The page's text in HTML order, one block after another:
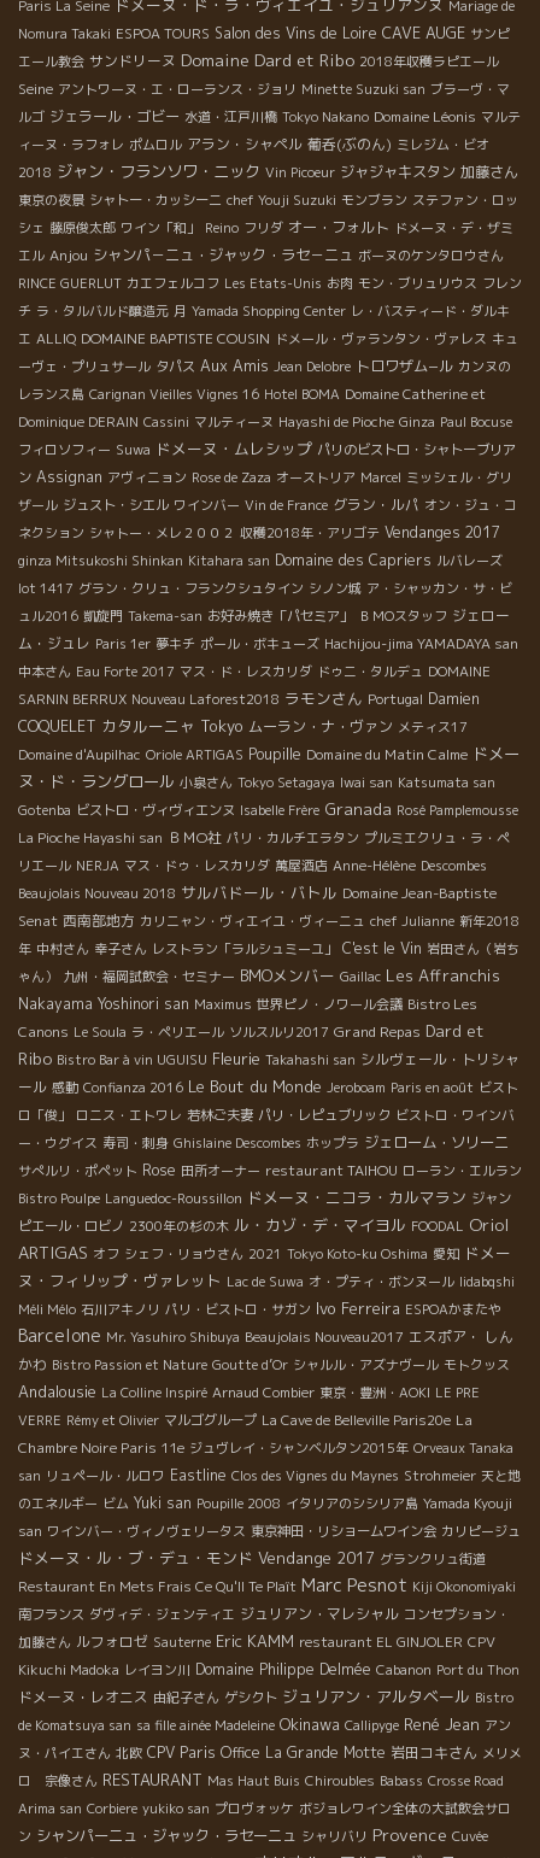
Paris La Seine
Mariage de
Nomura Takaki ESPOA TOURS Salon des Vins de Loire CAVE AUGE サンピ
エール教会 サンドリーヌ Domaine Dard et Ribo 2018年収穫ラピエール
Seine アントワーヌ・エ・ローランス・ジョリ Minette Suzuki san ブラーヴ・マ
ルゴ ジェラール・ゴビー 水道・江戸川橋 Tokyo Nakano Domaine Léonis マルテ
ィーヌ・ラフォレ ポムロル アラン・シャペル 葡呑(ぶのん) ミレジム・ビオ
2018 ジャン・フランソワ・ニック Vin Picoeur ジャジャキスタン 加藤さん
東京の夜景 シャトー・カッシーニ chef Youji Suzuki モンブラン ステファン・ロッ
シェ 藤原俊太郎 ワイン「和」 Reino フリダ オー・フォルト ドメーヌ・デ・ザミ
エル Anjou シャンパ－ニュ・ジャック・ラセ－ニュ ボーヌのケンタロウさん
RINCE GUERLUT カエフェルコフ Les Etats-Unis お肉 モン・ブリュリウス フレン
チ ラ・タルバルド醸造元 月 Yamada Shopping Center レ・バスティード・ダルキ
エ ALLIQ DOMAINE BAPTISTE COUSIN ドメール・ヴァランタン・ヴァレス キュ
ーヴェ・プリュサール タパス Aux Amis Jean Delobre トロワザム−ル カンヌの
レランス島 Carignan Vieilles Vignes 16 Hotel BOMA Domaine Catherine et
Dominique DERAIN Cassini マルティーヌ Hayashi de Pioche Ginza Paul Bocuse
フィロソフィー Suwa ドメーヌ・ムレシップ パリのビストロ・シャトーブリア
ン Assignan アヴィニョン Rose de Zaza オーストリア Marcel ミッシェル・グリ
ザール ジュスト・シエル ワインバー Vin de France グラン・ルパ オン・ジュ・コ
ネクション シャトー・メレ２００２ 収穫2018年・アリゴテ Vendanges 2017
ginza Mitsukoshi Shinkan Kitahara san Domaine des Capriers ルバレーズ
lot 1417 グラン・クリュ・フランクシュタイン シノン城 ア・シャッカン・サ・ビ
ュル2016 凱旋門 Takema-san お好み焼き「パセミア」 ＢＭОスタッフ ジェロー
ム・ジュレ Paris 1er 夢キチ ポール・ボキューズ Hachijou-jima YAMADAYA san
中本さん Eau Forte 2017 マス・ド・レスカリダ ドゥニ・タルデュ DOMAINE
SARNIN BERRUX Nouveau Laforest2018 ラモンさん Portugal Damien
COQUELET カタルーニャ Tokyo ムーラン・ナ・ヴァン メティス17
Domaine d'Aupilhac Oriole ARTIGAS Poupille Domaine du Matin Calme ドメー
ヌ・ド・ラングロール 小泉さん Tokyo Setagaya Iwai san Katsumata san
Gotenba ビストロ・ヴィヴィエンヌ Isabelle Frère Granada Rosé Pamplemousse
La Pioche Hayashi san ＢＭО社 パリ・カルチエラタン プルミエクリュ・ラ・ペ
リエール NERJA マス・ドゥ・レスカリダ 萬屋酒店 Anne-Hélène Descombes
Beaujolais Nouveau 2018 サルバドール・バトル Domaine Jean-Baptiste
Senat 西南部地方 カリニャン・ヴィエイユ・ヴィーニュ chef Julianne 新年2018
年 中村さん 幸子さん レストラン「ラルシュミーユ」 C'est le Vin 岩田さん（岩ち
ゃん）
九州・福岡試飲会・セミナー BMOメンバー Gaillac Les Affranchis
Nakayama Yoshinori san Maximus 世界ピノ・ノワール会議 Bistro Les
Canons Le Soula ラ・ペリエール ソルスルリ2017 Grand Repas Dard et
Ribo Bistro Bar à vin UGUISU Fleurie Takahashi san シルヴェール・トリシャ
ール 感動 Confianza 2016 Le Bout du Monde Jeroboam Paris en août ビスト
ロ「俊」
ロニス・エトワレ 若林ご夫妻 パリ・レピュブリック ビストロ・ワインバ
ー・ウグイス 寿司・刺身 Ghislaine Descombes ホップラ ジェローム・ソリーニ
サぺルリ・ポペット Rose 田所オーナー restaurant TAIHOU ローラン・エルラン
Bistro Poulpe Languedoc-Roussillon ドメーヌ・ニコラ・カルマラン ジャン
ピエール・ロビノ 2300年の杉の木 ル・カゾ・デ・マイヨル FOODAL Oriol
ARTIGAS オフ シェフ・リョウさん 2021 Tokyo Koto-ku Oshima 愛知 ドメー
ヌ・フィリップ・ヴァレット Lac de Suwa オ・プティ・ボンヌール Iidabqshi
Méli Mélo 石川アキノリ パリ・ビストロ・サガン Ivo Ferreira ESPOAかまたや
Barcelone Mr. Yasuhiro Shibuya Beaujolais Nouveau2017 エスポア・ しん
かわ Bistro Passion et Nature Goutte d’Or シャルル・アズナヴール モトクッス
Andalousie La Colline Inspiré Arnaud Combier 東京・豊洲・AOKI LE PRE
VERRE Rémy et Olivier マルゴグループ La Cave de Belleville Paris20e La
Chambre Noire Paris 11e ジュヴレイ・シャンベルタン2015年 Orveaux Tanaka
san リュペール・ルロワ Eastline Clos des Vignes du Maynes Strohmeier 天と地
のエネルギー ビム Yuki san Poupille 2008 イタリアのシシリア島 Yamada Kyouji
san ワインバー・ヴィノヴェリータス 東京神田・リショームワイン会 カリピージュ
ドメーヌ・ル・ブ・デュ・モンド Vendange 2017 グランクリュ街道
Restaurant En Mets Frais Ce Qu'Il Te Plaît Marc Pesnot Kiji Okonomiyaki
南フランス ダヴィデ・ジェンティエ ジュリアン・マレシャル コンセプション・
加藤さん ルフォロゼ Sauterne Eric KAMM restaurant EL GINJOLER CPV
Kikuchi Madoka レイヨン川 Domaine Philippe Delmée Cabanon Port du Thon
ドメーヌ・レオニス 由紀子さん ゲシクト ジュリアン・アルタベール Bistro
de Komatsuya san sa fille ainée Madeleine Okinawa Callipyge René Jean アン
ヌ・パイエさん 北欧 CPV Paris Office La Grande Motte 岩田コキさん メリメ
ロ 宗像さん RESTAURANT Mas Haut Buis Chiroubles Babass Crosse Road
Arima san Corbiere yukiko san プロヴォッケ ボジョレワイン全体の大試飲会サロ
ン シャンパーニュ・ジャック・ラセーニュ シャリバリ Provence Cuvée